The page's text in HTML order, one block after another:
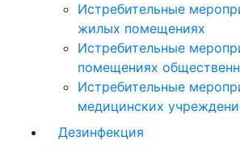
Истребительные
жилых помещениях
Истребительные
помещениях
Истребительные
медицинских
Дезинфекция